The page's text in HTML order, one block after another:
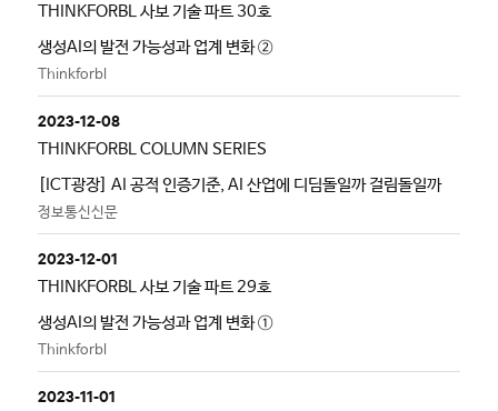
THINKFORBL 사보 기술 파트 30호
생성AI의 발전 가능성과 업계 변화 ②
Thinkforbl
2023-12-08
THINKFORBL COLUMN SERIES
[ICT광장] AI 공적 인증기준, AI 산업에 디딤돌일까 걸림돌일까
정보통신신문
2023-12-01
THINKFORBL 사보 기술 파트 29호
생성AI의 발전 가능성과 업계 변화 ①
Thinkforbl
2023-11-01